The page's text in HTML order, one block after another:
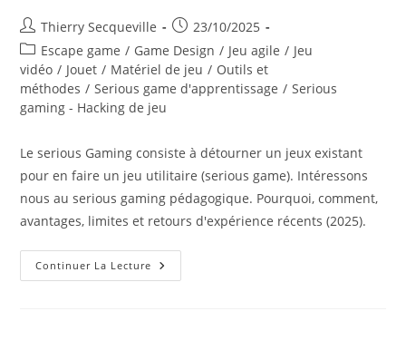
Auteur/autrice
de
la
publication :
Thierry Secqueville
Publication
publiée :
23/10/2025
Post
category:
Escape game / Game Design / Jeu agile / Jeu
vidéo / Jouet / Matériel de jeu / Outils et
méthodes / Serious game d'apprentissage / Serious
gaming - Hacking de jeu
Le serious Gaming consiste à détourner un jeux existant
pour en faire un jeu utilitaire (serious game). Intéressons
nous au serious gaming pédagogique. Pourquoi, comment,
avantages, limites et retours d'expérience récents (2025).
Continuer La Lecture Retour
D’expérience